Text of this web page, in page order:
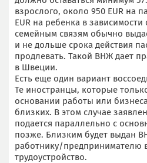
взрослого, около 950 EUR на
EUR на ребенка в
семейным связям обычно
и не дольше срока действия
продлевать. Такой ВНЖ дает
в Швеции.
Есть еще один вариант
Те иностранцы, которые
основании работы или
близких. В этом случае
подается параллельно с
позже. Близким будет выдан
работнику/предпринимателю
трудоустройство.